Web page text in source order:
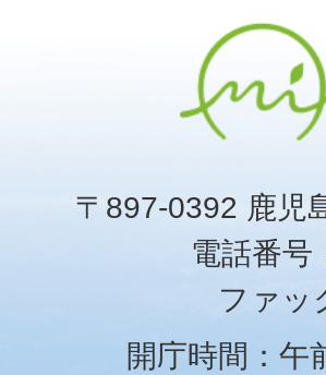
〒897-0392 鹿児
電話番号
ファッ
開庁時間：午